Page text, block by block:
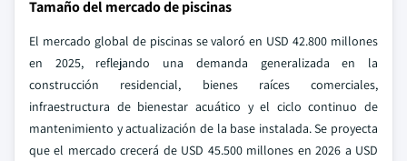
Tamaño del mercado de piscinas
El mercado global de piscinas se valoró en USD 42.800 millones
en 2025, reflejando una demanda generalizada en la
construcción residencial, bienes raíces comerciales,
infraestructura de bienestar acuático y el ciclo continuo de
mantenimiento y actualización de la base instalada. Se proyecta
que el mercado crecerá de USD 45.500 millones en 2026 a USD